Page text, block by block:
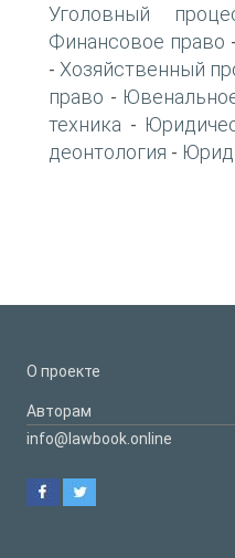
Уголовный
Финансовое право -
- Хозяйственный
право -
техника -
деонтология -
О проекте
Авторам
info@lawbook.online